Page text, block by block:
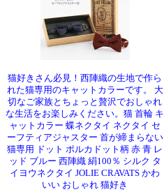
猫好きさん必見！西陣織の生地で作ら
れた猫専用のキャットカラーです。 大
切なご家族とちょっと贅沢でおしゃれ
な生活をお楽しみください。猫 首輪 キ
ャットカラー 蝶ネクタイ ネクタイ セ
ーフティアジャスター 首が締まらない
猫専用 ドット ポルカドット柄 赤 青 レ
ッド ブルー 西陣織 絹100％ シルク タ
イヨウネクタイ JOLIE CRAVATS かわ
いい おしゃれ 猫好き